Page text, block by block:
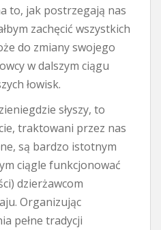
to, jak postrzegają nas
zachęcić wszystkich
do zmiany swojego
w dalszym ciągu
łowisk.
słyszy, to
traktowani przez nas
są bardzo istotnym
ciągle funkcjonować
dzierżawcom
Organizując
pełne tradycji